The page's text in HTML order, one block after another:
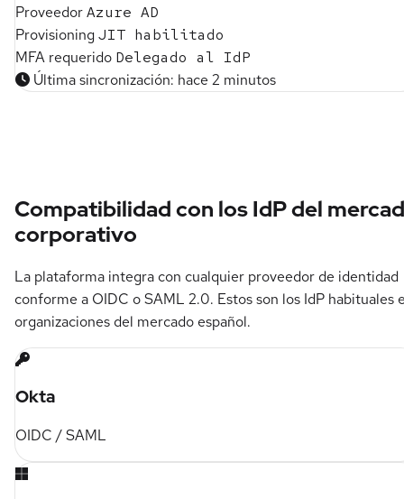
ProveedorAzure AD
ProvisioningJIT habilitado
MFA requerido Delegado al IdP
Última sincronización: hace 2 minutos
Compatibilidad con los IdP del
corporativo
La plataforma integra con cualquier proveedor de identidad
conforme a OIDC o SAML 2.0. Estos son los IdP habituales
organizaciones del mercado español.
Okta
OIDC / SAML